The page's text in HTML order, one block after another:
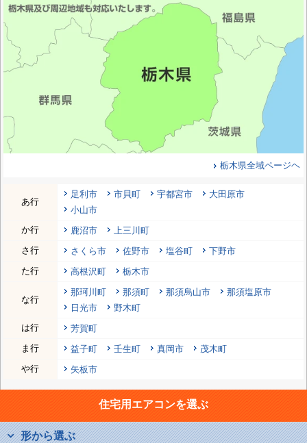
栃木県全域ページヘ
あ行
足利市 市貝町 宇都宮市
大田原市
小山市
か行
鹿沼市
上三川町
さ行
さくら市 佐野市 塩谷町
下野市
た行
高根沢町 栃木市
な行
那珂川町 那須町 那須烏山市
那須塩原市
日光市
野木町
は行
芳賀町
ま行
益子町 壬生町 真岡市
茂木町
や行
矢板市
住宅用エアコンを選ぶ
形から選ぶ